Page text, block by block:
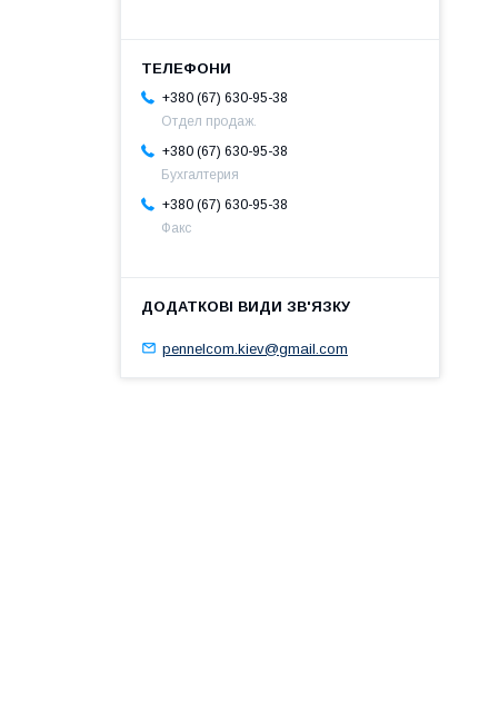
+380 (67) 630-95-38
Отдел продаж.
+380 (67) 630-95-38
Бухгалтерия
+380 (67) 630-95-38
Факс
pennelcom.kiev@gmail.com